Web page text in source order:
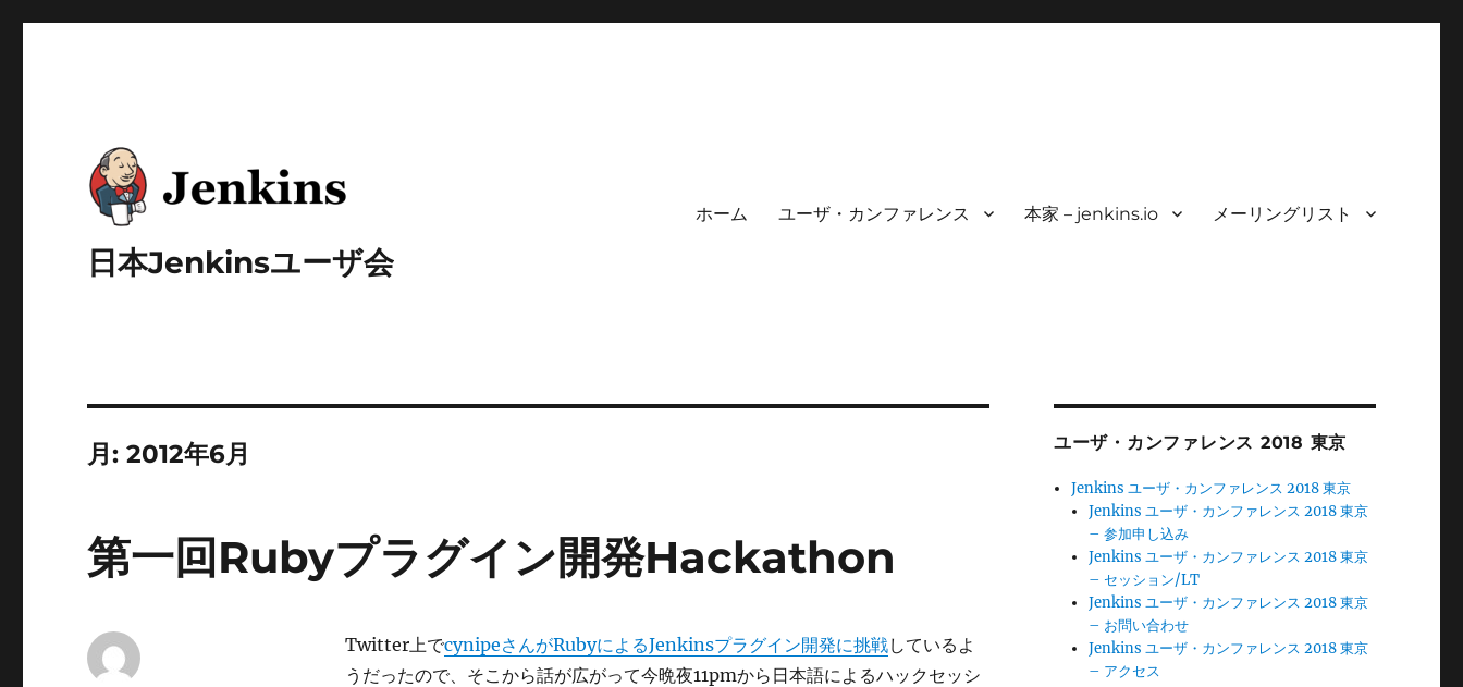
日本Jenkinsユーザ会
ホーム ユーザ・カンファレンス 本家 – jenkins.io メーリングリスト
月:2012年6月
第一回Rubyプラグイン開発Hackathon
Twitter上でcynipeさんがRubyによるJenkinsプラグイン開発に挑戦しているよ
うだったので、そこから話が広がって今晩夜11pmから日本語によるハックセッシ
ユーザ・カンファレンス 2018 東京
Jenkins ユーザ・カンファレンス 2018 東京
Jenkins ユーザ・カンファレンス 2018 東京
– 参加申し込み
Jenkins ユーザ・カンファレンス 2018 東京
– セッション/LT
Jenkins ユーザ・カンファレンス 2018 東京
– お問い合わせ
Jenkins ユーザ・カンファレンス 2018 東京
– アクセス